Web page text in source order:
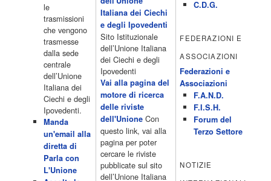
Omnibus09:50 - Coffee Break11:00 - L?aria che tira12:25 - I
men� di Benedetta13:30 - Tg La714:00 - Tg La7 Cronache14:40 -
Telefilm: Le strade di San Francisco - Omicidio di primo grado -
Una scuola di paura 16:30 […]
Acor3.it
programmiTv - CANALE 5 4 Dicembre 2022
Programmi 2/3 06.00 TG5/Traffico/Meteo/Borse e monete 08.00
TG5 Mattina 08.40 Mattino Cinque(TG5-Ore 10) 11.00 Forum
13.00 2/3 13.00 TG5 13.40 Beautiful 14.10 Centovetrine 14.45
Uomini e donne 16.15 2/3 16.15 Amici 16.55 Pomeriggio
cinque(All'interno: TG5-5 minuti 17.55) 18.50 Chi vuol essere
milionario 20.00 2/3 20.00 TG5 20.30 Striscia la notizia 21.10
Telefilm:Amiche mie 23.30 2/3 […]
Acor3.it
programmiTv - RETE 4 4 Dicembre 2022
le
trasmissioni
che vengono
trasmesse
dalla sede
centrale
dell’Unione
Italiana dei
Ciechi e degli
Ipovedenti.
Manda
un'email alla
diretta di
Parla con
L'Unione
Italiana dei Ciechi
e degli Ipovedenti
Sito Istituzionale
dell’Unione Italiana
dei Ciechi e degli
Ipovedenti
Vai alla pagina del
motore di ricerca
delle riviste
dell'UnioneCon
questo link, vai alla
pagina per poter
cercare le riviste
pubblicate sul sito
dell’Unione Italiana
C.D.G.
FEDERAZIONI E
ASSOCIAZIONI
Federazioni e
Associazioni
F.A.N.D.
F.I.S.H.
Forum del
Terzo Settore
NOTIZIE